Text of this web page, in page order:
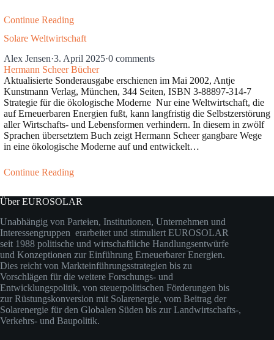
Continue Reading
Solare Weltwirtschaft
Alex Jensen·3. April 2025·0 comments
Hermann Scheer Bücher
Aktualisierte Sonderausgabe erschienen im Mai 2002, Antje
Kunstmann Verlag, München, 344 Seiten, ISBN 3-88897-314-7
Strategie für die ökologische Moderne Nur eine Weltwirtschaft, die
auf Erneuerbaren Energien fußt, kann langfristig die Selbstzerstörung
aller Wirtschafts- und Lebensformen verhindern. In diesem in zwölf
Sprachen übersetztem Buch zeigt Hermann Scheer gangbare Wege
in eine ökologische Moderne auf und entwickelt…
Continue Reading
Über EUROSOLAR
Unabhängig von Parteien, Institutionen, Unternehmen und
Interessengruppen erarbeitet und stimuliert EUROSOLAR
seit 1988 politische und wirtschaftliche Handlungsentwürfe
und Konzeptionen zur Einführung Erneuerbarer Energien.
Dies reicht von Markteinführungsstrategien bis zu
Vorschlägen für die weitere Forschungs- und
Entwicklungspolitik, von steuerpolitischen Förderungen bis
zur Rüstungskonversion mit Solarenergie, vom Beitrag der
Solarenergie für den Globalen Süden bis zur Landwirtschafts-,
Verkehrs- und Baupolitik.